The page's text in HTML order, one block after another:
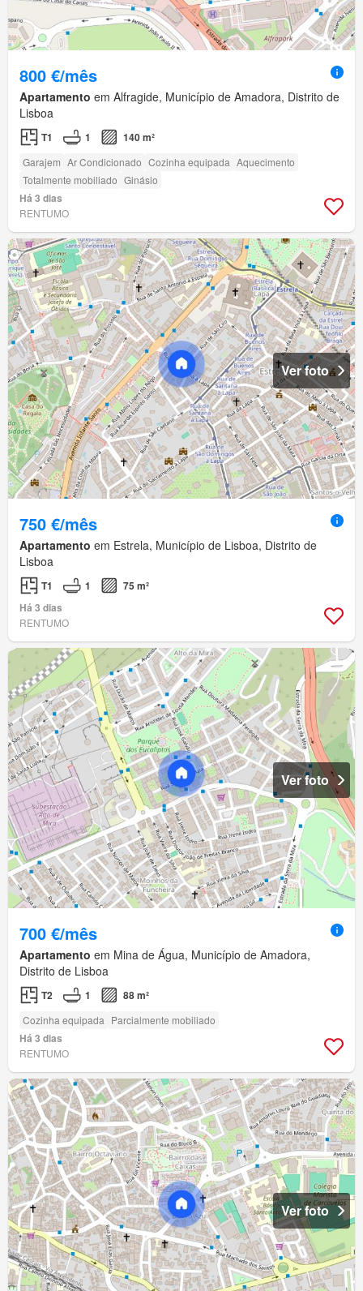
800 €/mês
Apartamento em Alfragide, Município de Amadora, Distrito de
Lisboa
T1 1 140 m²
Garajem Ar Condicionado Cozinha equipada Aquecimento
Totalmente mobiliado Ginásio
Há 3 dias
RENTUMO
Ver foto
750 €/mês
Apartamento em Estrela, Município de Lisboa, Distrito de
Lisboa
T1 1
75 m²
Há 3 dias
RENTUMO
Ver foto
700 €/mês
Apartamento em Mina de Água, Município de Amadora,
Distrito de Lisboa
T2 1 88 m²
Cozinha equipada Parcialmente mobiliado
Há 3 dias
RENTUMO
Ver foto